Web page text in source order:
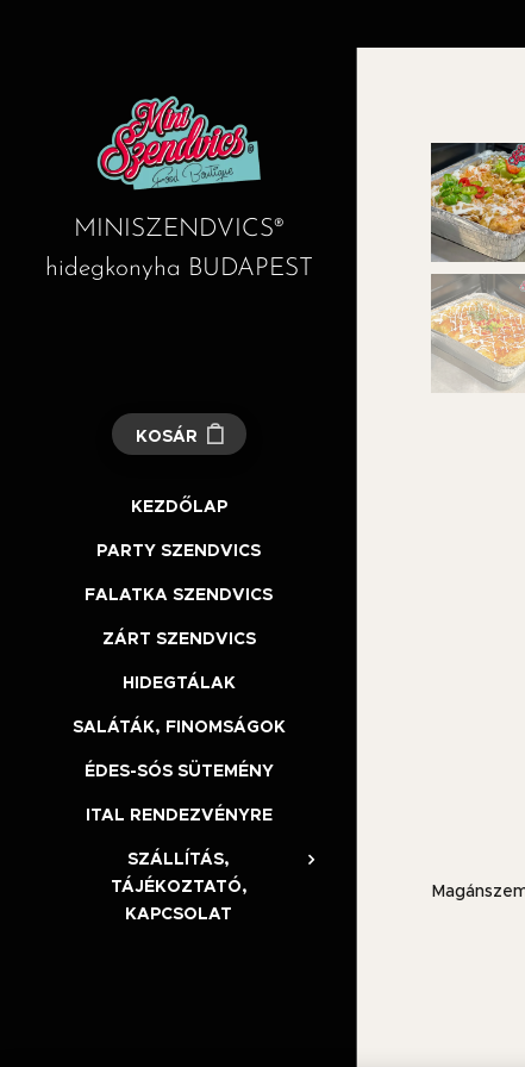
MINISZENDVICS®
hidegkonyha BUDAPEST
KOSÁR
KEZDŐLAP
PARTY SZENDVICS
FALATKA SZENDVICS
ZÁRT SZENDVICS
HIDEGTÁLAK
SALÁTÁK, FINOMSÁGOK
ÉDES-SÓS SÜTEMÉNY
ITAL RENDEZVÉNYRE
SZÁLLÍTÁS,
TÁJÉKOZTATÓ,
KAPCSOLAT